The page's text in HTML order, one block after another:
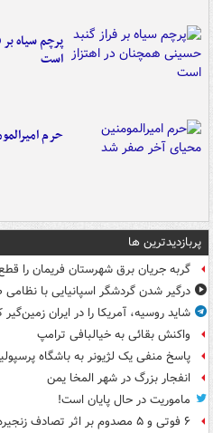
پرچم سیاه
است
حرم
پربازدیدترین ها
گربه جریان برق شهرستان فریمان را
درگیر شدن گردشگر اسپانیایی با
شاید روسیه، آمریکا را در ایران زمین‌گیر
واکنش بقائی به خیالبافی ترامپ
پاسخ منفی یک لژیونر به باشگاه
انفجار بزرگ در شهر المخا یمن
ماموریت در حال پایان است!
۶ فوتی و ۵ مصدوم بر اثر تصادف زنجیره‌ای